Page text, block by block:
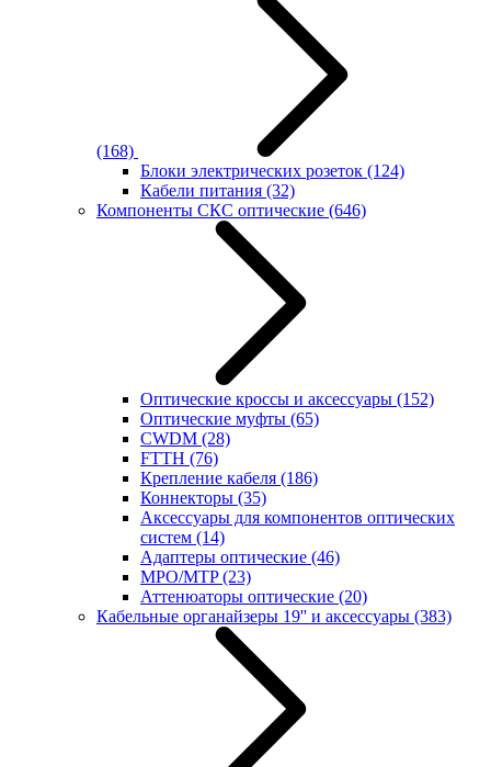
(168)
Блоки электрических розеток (124)
Кабели питания (32)
Компоненты СКС оптические (646)
Оптические кроссы и аксессуары (152)
Оптические муфты (65)
CWDM (28)
FTTH (76)
Крепление кабеля (186)
Коннекторы (35)
Аксессуары для компонентов оптических
систем (14)
Адаптеры оптические (46)
MPO/MTP(23)
Аттенюаторы оптические (20)
Кабельные органайзеры 19'' и аксессуары (383)